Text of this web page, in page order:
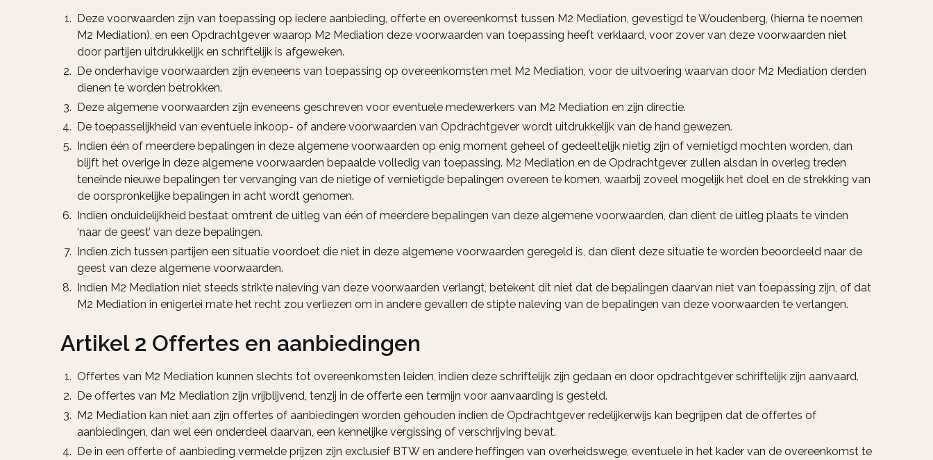
Deze voorwaarden zijn van toepassing op iedere aanbieding, offerte en overeenkomst tussen M2 Mediation, gevestigd te Woudenberg, (hierna te noemen
M2 Mediation), en een Opdrachtgever waarop M2 Mediation deze voorwaarden van toepassing heeft verklaard, voor zover van deze voorwaarden niet
door partijen uitdrukkelijk en schriftelijk is afgeweken.
De onderhavige voorwaarden zijn eveneens van toepassing op overeenkomsten met M2 Mediation, voor de uitvoering waarvan door M2 Mediation derden
dienen te worden betrokken.
Deze algemene voorwaarden zijn eveneens geschreven voor eventuele medewerkers van M2 Mediation en zijn directie.
De toepasselijkheid van eventuele inkoop- of andere voorwaarden van Opdrachtgever wordt uitdrukkelijk van de hand gewezen.
Indien één of meerdere bepalingen in deze algemene voorwaarden op enig moment geheel of gedeeltelijk nietig zijn of vernietigd mochten worden, dan
blijft het overige in deze algemene voorwaarden bepaalde volledig van toepassing. M2 Mediation en de Opdrachtgever zullen alsdan in overleg treden
teneinde nieuwe bepalingen ter vervanging van de nietige of vernietigde bepalingen overeen te komen, waarbij zoveel mogelijk het doel en de strekking van
de oorspronkelijke bepalingen in acht wordt genomen.
Indien onduidelijkheid bestaat omtrent de uitleg van één of meerdere bepalingen van deze algemene voorwaarden, dan dient de uitleg plaats te vinden
‘naar de geest’ van deze bepalingen.
Indien zich tussen partijen een situatie voordoet die niet in deze algemene voorwaarden geregeld is, dan dient deze situatie te worden beoordeeld naar de
geest van deze algemene voorwaarden.
Indien M2 Mediation niet steeds strikte naleving van deze voorwaarden verlangt, betekent dit niet dat de bepalingen daarvan niet van toepassing zijn, of dat
M2 Mediation in enigerlei mate het recht zou verliezen om in andere gevallen de stipte naleving van de bepalingen van deze voorwaarden te verlangen.
Artikel 2 Offertes en aanbiedingen
Offertes van M2 Mediation kunnen slechts tot overeenkomsten leiden, indien deze schriftelijk zijn gedaan en door opdrachtgever schriftelijk zijn aanvaard.
De offertes van M2 Mediation zijn vrijblijvend, tenzij in de offerte een termijn voor aanvaarding is gesteld.
M2 Mediation kan niet aan zijn offertes of aanbiedingen worden gehouden indien de Opdrachtgever redelijkerwijs kan begrijpen dat de offertes of
aanbiedingen, dan wel een onderdeel daarvan, een kennelijke vergissing of verschrijving bevat.
De in een offerte of aanbieding vermelde prijzen zijn exclusief BTW en andere heffingen van overheidswege, eventuele in het kader van de overeenkomst te